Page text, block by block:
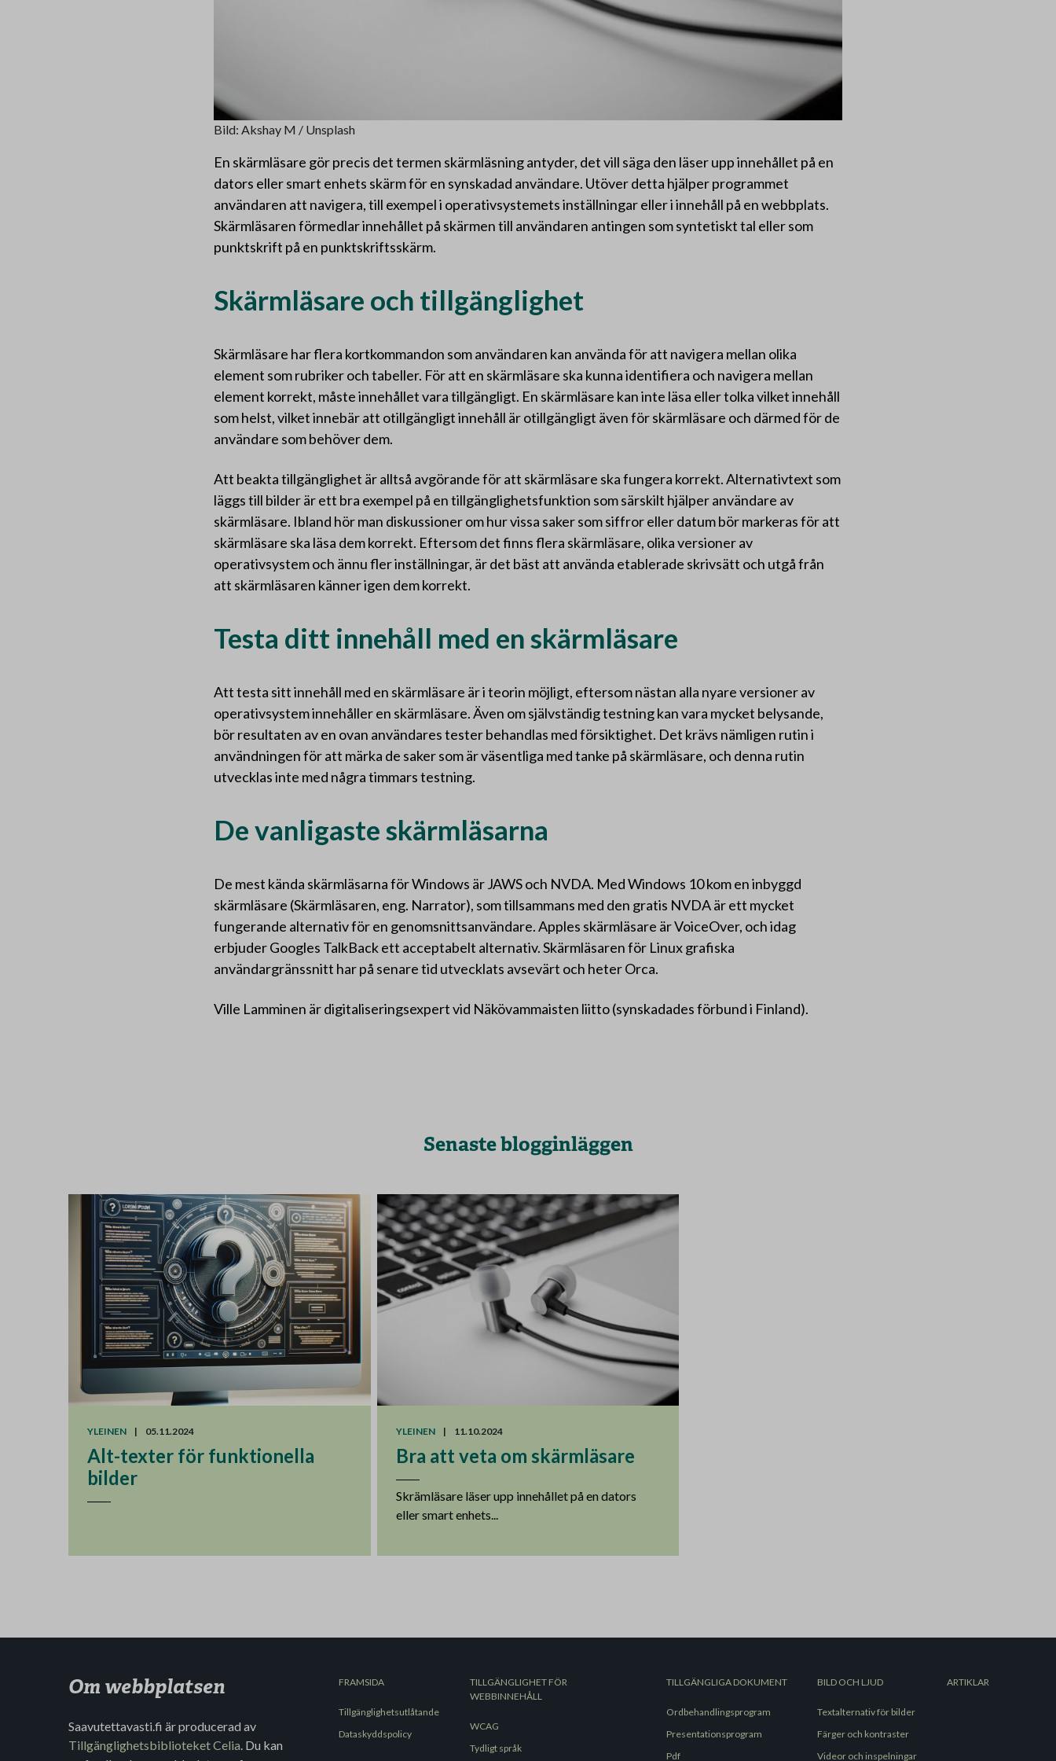
Bild: Akshay M / Unsplash
En skärmläsare gör precis det termen skärmläsning antyder, det vill säga den läser upp innehållet på en
dators eller smart enhets skärm för en synskadad användare. Utöver detta hjälper programmet
användaren att navigera, till exempel i operativsystemets inställningar eller i innehåll på en webbplats.
Skärmläsaren förmedlar innehållet på skärmen till användaren antingen som syntetiskt tal eller som
punktskrift på en punktskriftsskärm.
Skärmläsare och tillgänglighet
Skärmläsare har flera kortkommandon som användaren kan använda för att navigera mellan olika
element som rubriker och tabeller. För att en skärmläsare ska kunna identifiera och navigera mellan
element korrekt, måste innehållet vara tillgängligt. En skärmläsare kan inte läsa eller tolka vilket innehåll
som helst, vilket innebär att otillgängligt innehåll är otillgängligt även för skärmläsare och därmed för de
användare som behöver dem.
Att beakta tillgänglighet är alltså avgörande för att skärmläsare ska fungera korrekt. Alternativtext som
läggs till bilder är ett bra exempel på en tillgänglighetsfunktion som särskilt hjälper användare av
skärmläsare. Ibland hör man diskussioner om hur vissa saker som siffror eller datum bör markeras för att
skärmläsare ska läsa dem korrekt. Eftersom det finns flera skärmläsare, olika versioner av
operativsystem och ännu fler inställningar, är det bäst att använda etablerade skrivsätt och utgå från
att skärmläsaren känner igen dem korrekt.
Testa ditt innehåll med en skärmläsare
Att testa sitt innehåll med en skärmläsare är i teorin möjligt, eftersom nästan alla nyare versioner av
operativsystem innehåller en skärmläsare. Även om självständig testning kan vara mycket belysande,
bör resultaten av en ovan användares tester behandlas med försiktighet. Det krävs nämligen rutin i
användningen för att märka de saker som är väsentliga med tanke på skärmläsare, och denna rutin
utvecklas inte med några timmars testning.
De vanligaste skärmläsarna
De mest kända skärmläsarna för Windows är JAWS och NVDA. Med Windows 10 kom en inbyggd
skärmläsare (Skärmläsaren, eng. Narrator), som tillsammans med den gratis NVDA är ett mycket
fungerande alternativ för en genomsnittsanvändare. Apples skärmläsare är VoiceOver, och idag
erbjuder Googles TalkBack ett acceptabelt alternativ. Skärmläsaren för Linux grafiska
användargränssnitt har på senare tid utvecklats avsevärt och heter Orca.
Ville Lamminen är digitaliseringsexpert vid Näkövammaisten liitto (synskadades förbund i Finland).
Senaste blogginläggen
YLEINEN | 05.11.2024
Alt-texter för funktionella
bilder
YLEINEN | 11.10.2024
Bra att veta om skärmläsare
Skrämläsare läser upp innehållet på en dators
eller smart enhets...
Om webbplatsen
Saavutettavasti.fi är producerad av
Tillgänglighetsbiblioteket Celia . Du kan
FRAMSIDA
Tillgänglighetsutlåtande
Dataskyddspolicy
TILLGÄNGLIGHET FÖR
WEBBINNEHÅLL
WCAG
Tydligt språk
TILLGÄNGLIGA DOKUMENT
Ordbehandlingsprogram
Presentationsprogram
Pdf
BILD OCH LJUD
Textalternativ för bilder
Färger och kontraster
Videor och inspelningar
ARTIKLAR